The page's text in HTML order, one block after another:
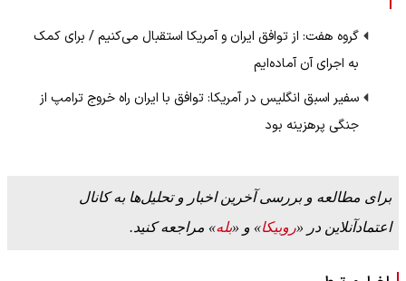
گروه هفت: از توافق ایران و آمریکا استقبال می‌کنیم / برای کمک
به اجرای آن آماده‌ایم
سفیر اسبق انگلیس در آمریکا: توافق با ایران راه خروج ترامپ از
جنگی پرهزینه بود
برای مطالعه و بررسی آخرین اخبار و تحلیل‌ها به کانال
اعتمادآنلاین در «روبیکا» و «بله» مراجعه کنید.